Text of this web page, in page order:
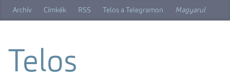
Archív Címkék RSS Telos a Telegramon Magyarul
Telos